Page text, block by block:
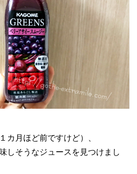
カ月ほど前ですけど）、
しそうなジュースを見つけまし